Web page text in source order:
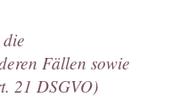
Fällen sowie
21 DSGVO)